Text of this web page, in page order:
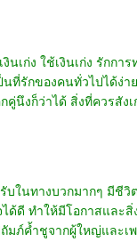
เก่ง ใช้เงินเก่ง รักกา
รักของคนทั่วไปได้ง่
งก็ว่าได้ สิ่งที่ควรสัง
ในทางบวกมากๆ มีชี
ดี ทำให้มีโอกาสและ
มภ์ค้ำชูจากผู้ใหญ่และเ